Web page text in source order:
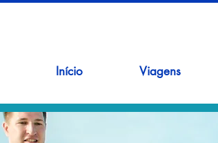
Início Viagens